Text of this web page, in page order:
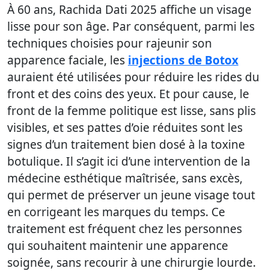
À 60 ans, Rachida Dati 2025 affiche un visage
lisse pour son âge. Par conséquent, parmi les
techniques choisies pour rajeunir son
apparence faciale, les injections de Botox
auraient été utilisées pour réduire les rides du
front et des coins des yeux. Et pour cause, le
front de la femme politique est lisse, sans plis
visibles, et ses pattes d’oie réduites sont les
signes d’un traitement bien dosé à la toxine
botulique. Il s’agit ici d’une intervention de la
médecine esthétique maîtrisée, sans excès,
qui permet de préserver un jeune visage tout
en corrigeant les marques du temps. Ce
traitement est fréquent chez les personnes
qui souhaitent maintenir une apparence
soignée, sans recourir à une chirurgie lourde.